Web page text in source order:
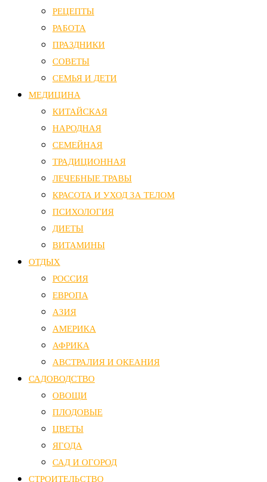
РЕЦЕПТЫ
РАБОТА
ПРАЗДНИКИ
СОВЕТЫ
СЕМЬЯ И ДЕТИ
МЕДИЦИНА
КИТАЙСКАЯ
НАРОДНАЯ
СЕМЕЙНАЯ
ТРАДИЦИОННАЯ
ЛЕЧЕБНЫЕ ТРАВЫ
КРАСОТА И УХОД ЗА ТЕЛОМ
ПСИХОЛОГИЯ
ДИЕТЫ
ВИТАМИНЫ
ОТДЫХ
РОССИЯ
ЕВРОПА
АЗИЯ
АМЕРИКА
АФРИКА
АВСТРАЛИЯ И ОКЕАНИЯ
САДОВОДСТВО
ОВОЩИ
ПЛОДОВЫЕ
ЦВЕТЫ
ЯГОДА
САД И ОГОРОД
СТРОИТЕЛЬСТВО